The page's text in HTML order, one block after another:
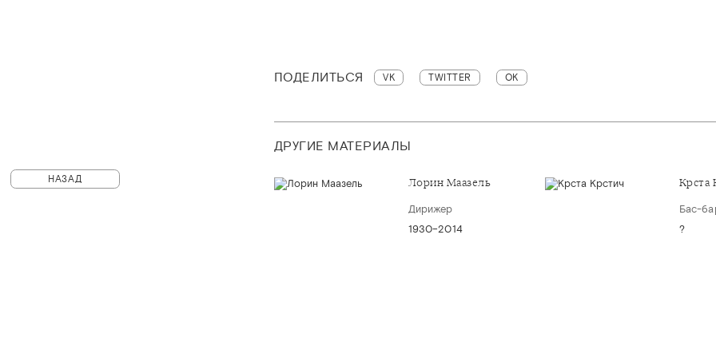
ПОДЕЛИТЬСЯ VK TWITTER OK
ДРУГИЕ МАТЕРИАЛЫ
Крста
Бас-
?
Лорин Маазель
Дирижер
1930–2014
НАЗАД